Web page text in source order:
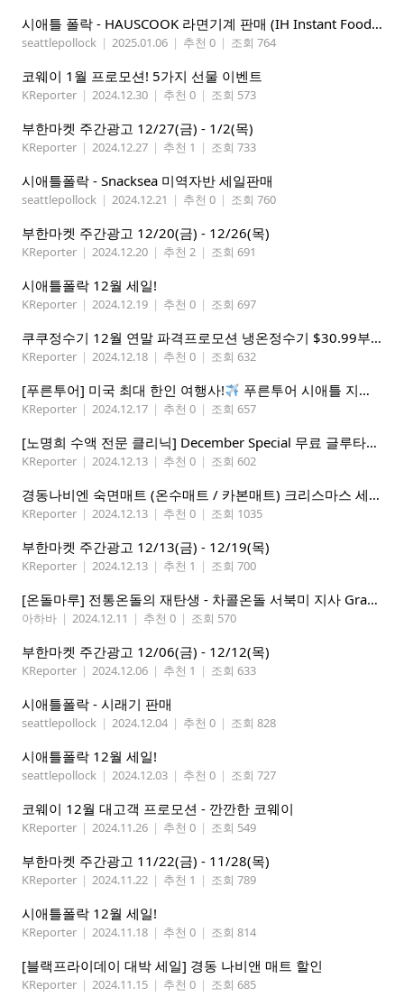
시애틀 폴락 - HAUSCOOK 라면기계 판매 (IH Instant Food Cooker )
seattlepollock | 2025.01.06 | 추천 0 | 조회 764
코웨이 1월 프로모션! 5가지 선물 이벤트
KReporter | 2024.12.30 | 추천 0 | 조회 573
부한마켓 주간광고 12/27(금) - 1/2(목)
KReporter | 2024.12.27 | 추천 1 | 조회 733
시애틀폴락 - Snacksea 미역자반 세일판매
seattlepollock | 2024.12.21 | 추천 0 | 조회 760
부한마켓 주간광고 12/20(금) - 12/26(목)
KReporter | 2024.12.20 | 추천 2 | 조회 691
시애틀폴락 12월 세일!
KReporter | 2024.12.19 | 추천 0 | 조회 697
쿠쿠정수기 12월 연말 파격프로모션 냉온정수기 $30.99부터! (기본형은 $18.99)
KReporter | 2024.12.18 | 추천 0 | 조회 632
[푸른투어] 미국 최대 한인 여행사! 푸른투어 시애틀 지점 오픈특가, 최대 300불 할인!
KReporter | 2024.12.17 | 추천 0 | 조회 657
[노명희 수액 전문 클리닉] December Special 무료 글루타치온
KReporter | 2024.12.13 | 추천 0 | 조회 602
경동나비엔 숙면매트 (온수매트 / 카본매트) 크리스마스 세일!
KReporter | 2024.12.13 | 추천 0 | 조회 1035
부한마켓 주간광고 12/13(금) - 12/19(목)
KReporter | 2024.12.13 | 추천 1 | 조회 700
[온돌마루] 전통온돌의 재탄생 - 차콜온돌 서북미 지사 Grand Open!!
아하바 | 2024.12.11 | 추천 0 | 조회 570
부한마켓 주간광고 12/06(금) - 12/12(목)
KReporter | 2024.12.06 | 추천 1 | 조회 633
시애틀폴락 - 시래기 판매
seattlepollock | 2024.12.04 | 추천 0 | 조회 828
시애틀폴락 12월 세일!
seattlepollock | 2024.12.03 | 추천 0 | 조회 727
코웨이 12월 대고객 프로모션 - 깐깐한 코웨이
KReporter | 2024.11.26 | 추천 0 | 조회 549
부한마켓 주간광고 11/22(금) - 11/28(목)
KReporter | 2024.11.22 | 추천 1 | 조회 789
시애틀폴락 12월 세일!
KReporter | 2024.11.18 | 추천 0 | 조회 814
[블랙프라이데이 대박 세일] 경동 나비앤 매트 할인
KReporter | 2024.11.15 | 추천 0 | 조회 685